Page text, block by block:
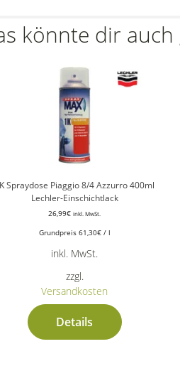
könnte dir
Spraydose Piaggio 8/4 Azzurro 400ml
Lechler-Einschichtlack
26,99€ inkl. MwSt.
Grundpreis 61,30€/ l
inkl. MwSt.
zzgl.
Versandkosten
Details